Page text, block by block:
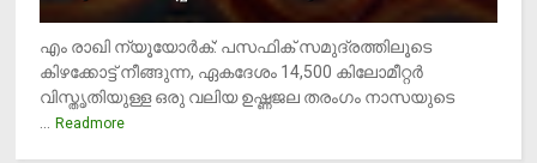
എം രാഖി ന്യൂയോര്‍ക്: പസഫിക് സമുദ്രത്തിലൂടെ
കിഴക്കോട്ട് നീങ്ങുന്ന, ഏകദേശം 14,500 കിലോമീറ്റര്‍
വിസ്തൃതിയുള്ള ഒരു വലിയ ഉഷ്ണജല തരംഗം നാസയുടെ
Readmore